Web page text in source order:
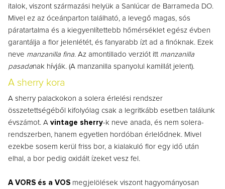
italok, viszont származási helyük a Sanlúcar de Barrameda DO.
Mivel ez az óceánparton található, a levegő magas, sós
páratartalma és a kiegyenlítettebb hőmérséklet egész évben
garantálja a flor jelenlétét, és fanyarabb ízt ad a finóknak. Ezek
neve manzanilla fina. Az amontillado verziót itt manzanilla
pasadanak hívják. (A manzanilla spanyolul kamillát jelent).
A sherry kora
A sherry palackokon a solera érlelési rendszer
összetettségéből kifolyólag csak a legritkább esetben találunk
évszámot. A vintage sherry-k neve anada, és nem solera-
rendszerben, hanem egyetlen hordóban érlelődnek. Mivel
ezekbe sosem kerül friss bor, a kialakuló flor egy idő után
elhal, a bor pedig oxidált ízeket vesz fel.
A VORS és a VOS megjelölések viszont hagyományosan